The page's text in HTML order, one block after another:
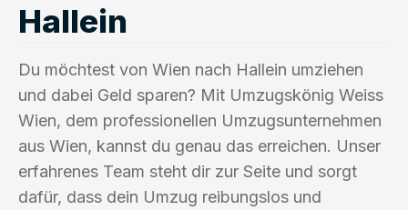
Hallein
Du möchtest von Wien nach Hallein umziehen
und dabei Geld sparen? Mit Umzugskönig Weiss
Wien, dem professionellen Umzugsunternehmen
aus Wien, kannst du genau das erreichen. Unser
erfahrenes Team steht dir zur Seite und sorgt
dafür, dass dein Umzug reibungslos und